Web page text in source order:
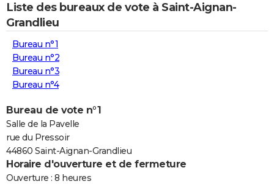
FORUM
Bricolage
Lifestyle
Culture
Sport
Auto
Television
Voyage
Cinema
Liste des bureaux de vote à Saint-Aignan-
Grandlieu
Bureau n°1
Bureau n°2
Bureau n°3
Bureau n°4
Bureau de vote n°1
Salle de la Pavelle
rue du Pressoir
44860 Saint-Aignan-Grandlieu
Horaire d'ouverture et de fermeture
Ouverture : 8 heures